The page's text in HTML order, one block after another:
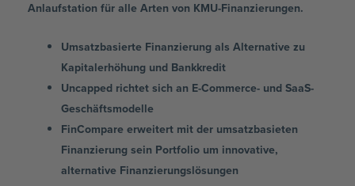
Anlaufstation für alle Arten von KMU-Finanzierungen.
Umsatzbasierte Finanzierung als Alternative zu
Kapitalerhöhung und Bankkredit
Uncapped richtet sich an E-Commerce- und SaaS-
Geschäftsmodelle
FinCompare erweitert mit der umsatzbasieten
Finanzierung sein Portfolio um innovative,
alternative Finanzierungslösungen